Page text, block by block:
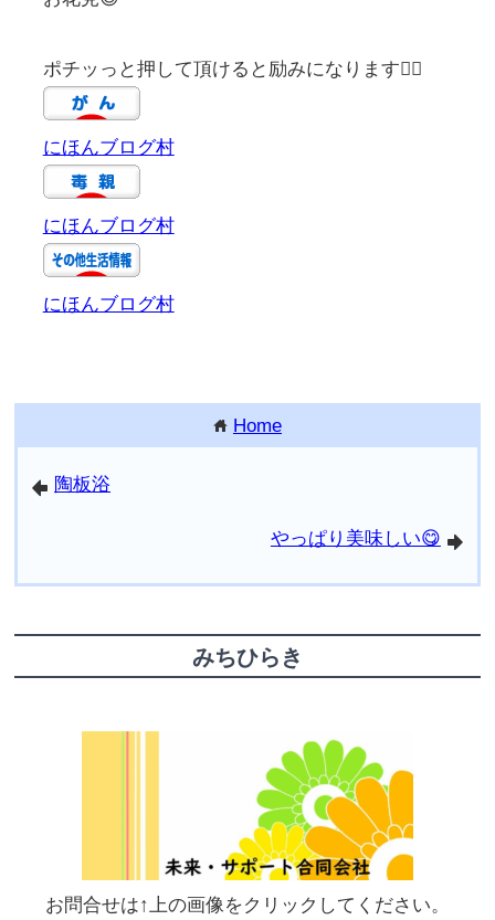
ポチッっと押して頂けると励みになります🙇‍♀️
にほんブログ村
にほんブログ村
にほんブログ村
home Home
arrowleft 陶板浴
arrowright
やっぱり美味しい😋
みちひらき
お問合せは↑上の画像をクリックしてください。